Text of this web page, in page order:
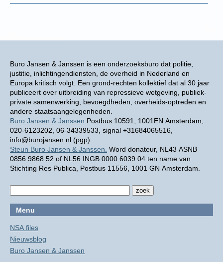
Buro Jansen & Janssen is een onderzoeksburo dat politie,
justitie, inlichtingendiensten, de overheid in Nederland en
Europa kritisch volgt. Een grond-rechten kollektief dat al 30 jaar
publiceert over uitbreiding van repressieve wetgeving, publiek-
private samenwerking, bevoegdheden, overheids-optreden en
andere staatsaangelegenheden.
Buro Jansen & Janssen Postbus 10591, 1001EN Amsterdam,
020-6123202, 06-34339533, signal +31684065516,
info@burojansen.nl (pgp)
Steun Buro Jansen & Janssen. Word donateur, NL43 ASNB
0856 9868 52 of NL56 INGB 0000 6039 04 ten name van
Stichting Res Publica, Postbus 11556, 1001 GN Amsterdam.
Menu
NSA files
Nieuwsblog
Buro Jansen & Janssen